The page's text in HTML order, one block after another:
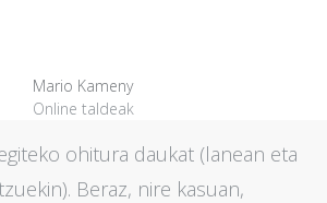
Mario Kameny
Online taldeak
ohitura daukat (lanean eta
Beraz, nire kasuan,